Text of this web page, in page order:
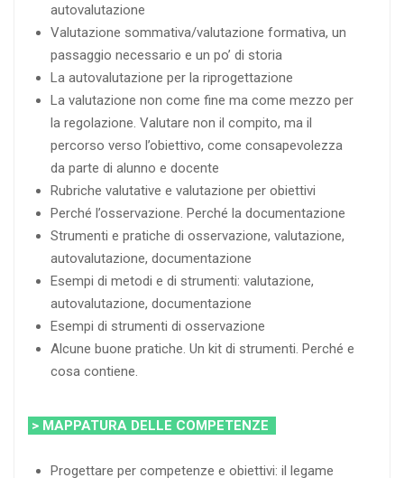
autovalutazione
Valutazione sommativa/valutazione formativa, un
passaggio necessario e un po’ di storia
La autovalutazione per la riprogettazione
La valutazione non come fine ma come mezzo per
la regolazione. Valutare non il compito, ma il
percorso verso l’obiettivo, come consapevolezza
da parte di alunno e docente
Rubriche valutative e valutazione per obiettivi
Perché l’osservazione. Perché la documentazione
Strumenti e pratiche di osservazione, valutazione,
autovalutazione, documentazione
Esempi di metodi e di strumenti: valutazione,
autovalutazione, documentazione
Esempi di strumenti di osservazione
Alcune buone pratiche. Un kit di strumenti. Perché e
cosa contiene.
> MAPPATURA DELLE COMPETENZE
Progettare per competenze e obiettivi: il legame